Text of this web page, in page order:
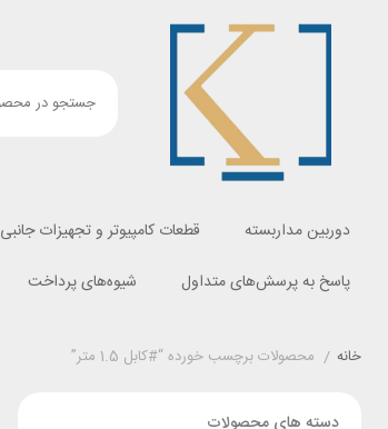
دوربین مداربسته قطعات کامپیوتر و تجهیزات جانبی
پاسخ به پرسش‌های متداول
شیوه‌های پرداخت
خانه / محصولات برچسب خورده “#کابل 1.5 متر”
دسته های محصولات